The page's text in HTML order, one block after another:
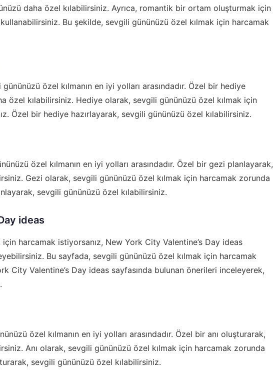
daha özel kılabilirsiniz. Ayrıca, romantik bir ortam oluşturmak için
Bu şekilde, sevgili gününüzü özel kılmak için harcamak
özel kılmanın en iyi yolları arasındadır. Özel bir hediye
özel kılabilirsiniz. Hediye olarak, sevgili gününüzü özel kılmak için
Özel bir hediye hazırlayarak, sevgili gününüzü özel kılabilirsiniz.
özel kılmanın en iyi yolları arasındadır. Özel bir gezi planlayarak,
Gezi olarak, sevgili gününüzü özel kılmak için harcamak zorunda
sevgili gününüzü özel kılabilirsiniz.
ideas
harcamak istiyorsanız, New York City Valentine’s Day ideas
Bu sayfada, sevgili gününüzü özel kılmak için harcamak
City Valentine’s Day ideas sayfasında bulunan önerileri inceleyerek,
özel kılmanın en iyi yolları arasındadır. Özel bir anı oluşturarak,
Anı olarak, sevgili gününüzü özel kılmak için harcamak zorunda
sevgili gününüzü özel kılabilirsiniz.